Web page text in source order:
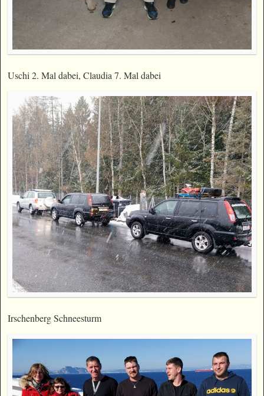
Uschi 2. Mal dabei, Claudia 7. Mal dabei
Irschenberg Schneesturm